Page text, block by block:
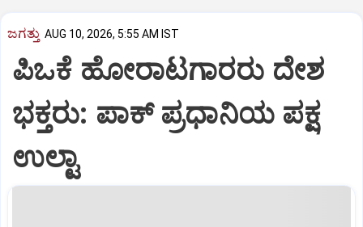
ಜಗತ್ತು AUG 10, 2026, 5:55 AM IST
ಪಿಒಕೆ ಹೋರಾಟಗಾರರು ದೇಶ
ಭಕ್ತರು: ಪಾಕ್‌ ಪ್ರಧಾನಿಯ ಪಕ್ಷ
ಉಲ್ಟಾ